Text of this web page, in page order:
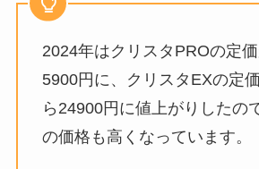
2024年はクリスタPROの定
5900円に、クリスタEXの定
ら24900円に値上がりしたの
の価格も高くなっています。